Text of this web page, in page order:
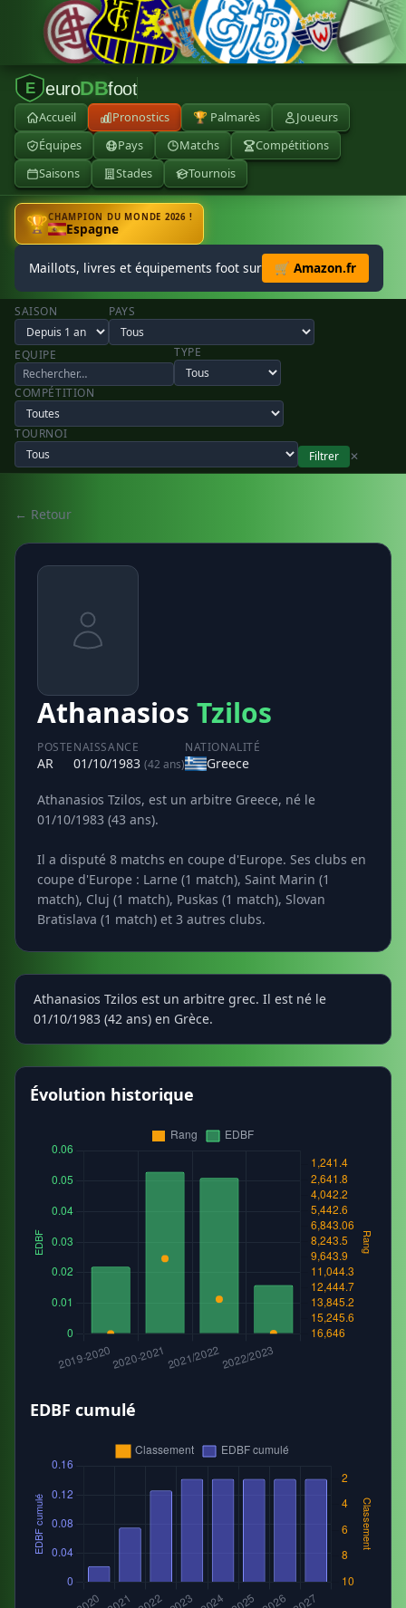
E euroDBfoot
Accueil Pronostics 🏆 Palmarès
Joueurs
Équipes
Pays Matchs
Compétitions
Saisons
Stades Tournois
🏆CHAMPION DU MONDE 2026 !
Espagne
Maillots, livres et équipements foot sur 🛒 Amazon.fr
SAISON PAYS
EQUIPE TYPE
COMPÉTITION
TOURNOI
Filtrer
✕
← Retour
Athanasios Tzilos
POSTE
AR
NAISSANCE
01/10/1983 (42 ans)
NATIONALITÉ
Greece
Athanasios Tzilos, est un arbitre Greece, né le
01/10/1983 (43 ans).
Il a disputé 8 matchs en coupe d'Europe. Ses clubs en
coupe d'Europe : Larne (1 match), Saint Marin (1
match), Cluj (1 match), Puskas (1 match), Slovan
Bratislava (1 match) et 3 autres clubs.
Athanasios Tzilos est un arbitre grec. Il est né le
01/10/1983 (42 ans) en Grèce.
Évolution historique
EDBF cumulé